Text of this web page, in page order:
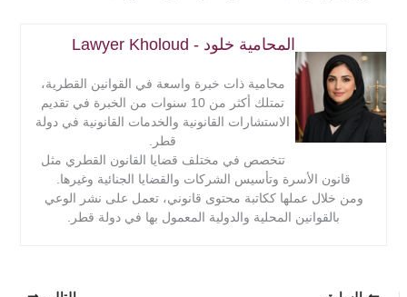
المحامية خلود - Lawyer Kholoud
محامية ذات خبرة واسعة في القوانين القطرية،
تمتلك أكثر من 10 سنوات من الخبرة في تقديم
الاستشارات القانونية والخدمات القانونية في دولة
قطر.
تتخصص في مختلف قضايا القانون القطري مثل
قانون الأسرة وتأسيس الشركات والقضايا الجنائية وغيرها.
ومن خلال عملها ككاتبة محتوى قانوني، تعمل على نشر الوعي
بالقوانين المحلية والدولية المعمول بها في دولة قطر.